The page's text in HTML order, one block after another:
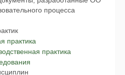
процесса
практика
практика